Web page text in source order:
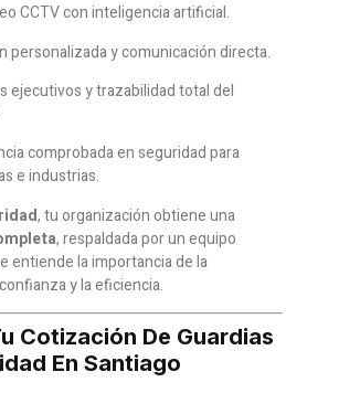
CCTV con inteligencia artificial.
personalizada y comunicación directa.
ejecutivos y trazabilidad total del
comprobada en seguridad para
e industrias.
, tu organización obtiene una
, respaldada por un equipo
entiende la importancia de la
y la eficiencia.
Cotización De Guardias
En Santiago